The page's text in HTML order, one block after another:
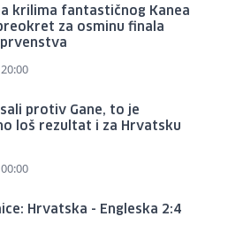
krilima fantastičnog Kanea
za osminu finala
protiv Gane, to je
loš rezultat i za Hrvatsku
Hrvatska - Engleska 2:4